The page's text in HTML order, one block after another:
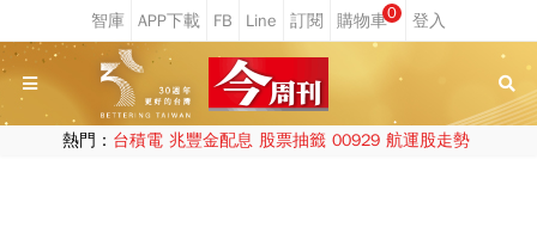
0
熱門： 台積電 兆豐金配息 股票抽籤 00929 航運股走勢